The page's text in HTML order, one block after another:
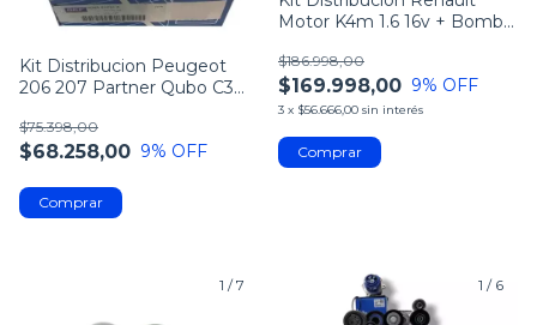
Kit Distribucion Peugeot
206 207 Partner Qubo C3
$68.258,00
$75.398,00
9% OFF
Motor K4m 1.6 16v + Bomba
$169.998,00
$186.998,00
9% OFF
3 x $56.666,00 sin interés
1 /7 1 / 6